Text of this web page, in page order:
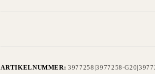
ARTIKELNUMMER:3977258|3977258-